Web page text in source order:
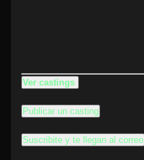
Ver castings
Publicar un casting
Suscribite y te llegan al correo